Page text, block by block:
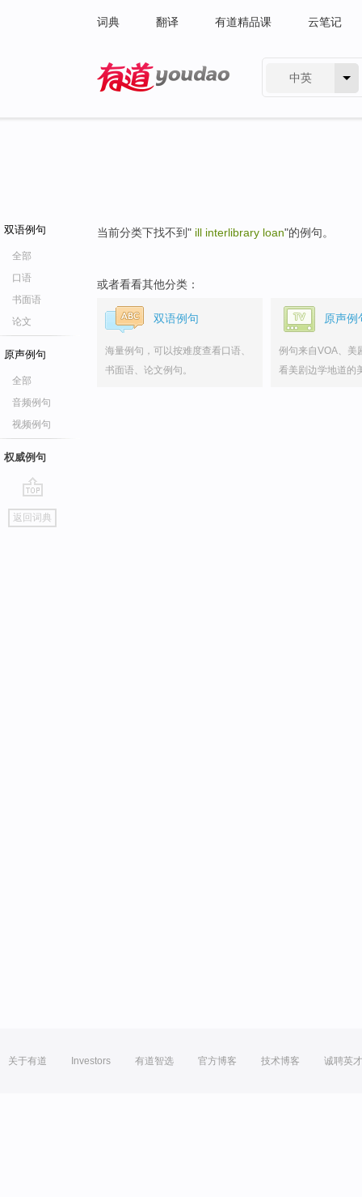
词典 翻译 有道精品课 云笔记
中英
双语例句
全部
口语
书面语
论文
原声例句
全部
音频例句
视频例句
权威例句
go
top
返回词典
当前分类下找不到" ill interlibrary loan"的例句。
或者看看其他分类：
双语例句
海量例句，可以按难度查看口语、
书面语、论文例句。
原声例
例句来自VOA、美
看美剧边学地道的
关于有道 Investors 有道智选 官方博客 技术博客 诚聘英才